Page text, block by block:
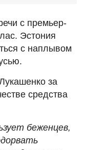
с премьер-
Эстония
с наплывом
за
средства
беженцев,